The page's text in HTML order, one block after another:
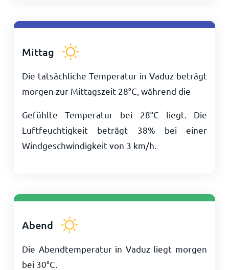
Mittag
Die tatsächliche Temperatur in Vaduz beträgt
morgen zur Mittagszeit 28°C , während die
Gefühlte Temperatur bei 28°C liegt. Die
Luftfeuchtigkeit beträgt 38% bei einer
Windgeschwindigkeit von 3 km/h
Abend
Die Abendtemperatur in Vaduz liegt morgen
bei 30°C